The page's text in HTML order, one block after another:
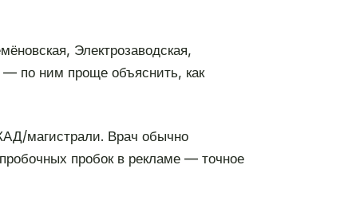
Электрозаводская,
по ним проще объяснить, как
магистрали. Врач обычно
пробок в рекламе — точное